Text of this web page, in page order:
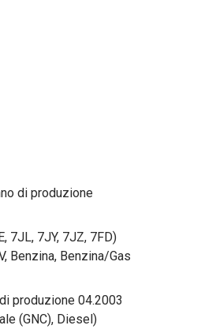
di produzione
7JL, 7JY, 7JZ, 7FD)
Benzina, Benzina/Gas
produzione 04.2003
(GNC), Diesel)